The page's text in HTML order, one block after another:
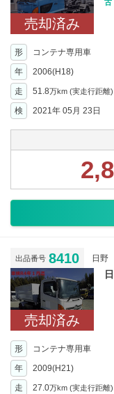
売却済み
古
形 コンテナ専用車
年
2006(H18)
走 51.8万km (実走行距離)
検
2021年 05月 23日
出品番号 8410 日野
売却済み
形 コンテナ専用車
年
2009(H21)
走 27.0万km (実走行距離)